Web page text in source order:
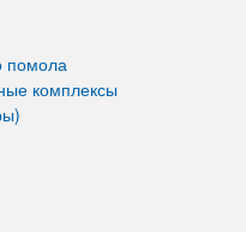
помола
комплексы